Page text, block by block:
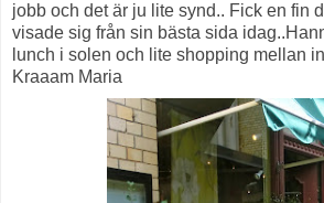
jobb och det är ju lite synd.. Fick en fin
visade sig från sin bästa sida
lunch i solen och lite shopping mellan
Kraaam Maria